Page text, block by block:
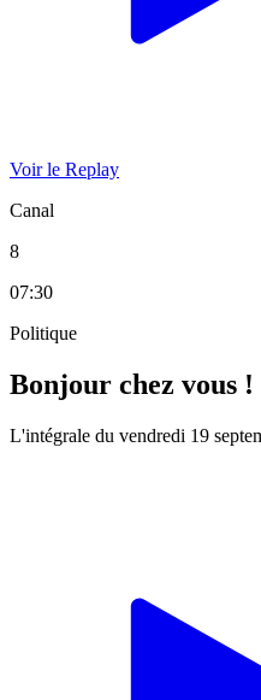
Voir le Replay
Canal
8
07:30
Politique
Bonjour chez vous !
L'intégrale du vendredi 19